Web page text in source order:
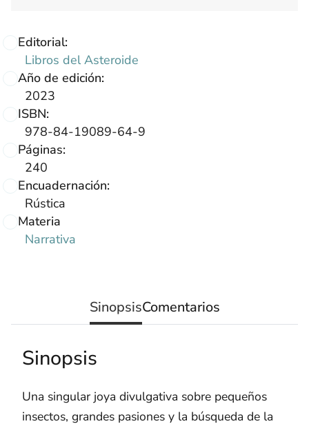
Editorial:
Libros del Asteroide
Año de edición:
2023
ISBN:
978-84-19089-64-9
Páginas:
240
Encuadernación:
Rústica
Materia
Narrativa
SinopsisComentarios
Sinopsis
Una singular joya divulgativa sobre pequeños
insectos, grandes pasiones y la búsqueda de la